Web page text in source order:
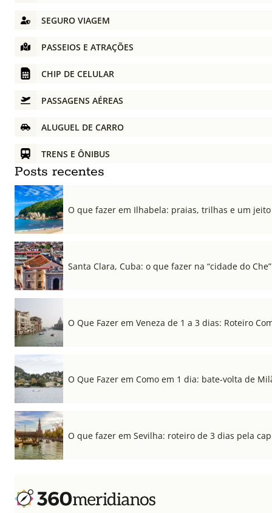
SEGURO VIAGEM
PASSEIOS E ATRAÇÕES
CHIP DE CELULAR
PASSAGENS AÉREAS
ALUGUEL DE CARRO
TRENS E ÔNIBUS
Posts recentes
O que fazer em Ilhabela: praias, trilhas e um
Santa Clara, Cuba: o que fazer na “cidade do Che”
O Que Fazer em Veneza de 1 a 3 dias: Roteiro
O Que Fazer em Como em 1 dia: bate-volta de
O que fazer em Sevilha: roteiro de 3 dias pela